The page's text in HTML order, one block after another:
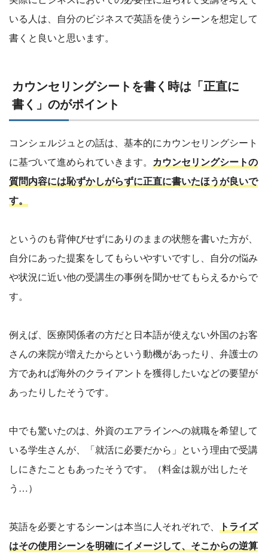
いる人は、自分のビジネスで英語を使うシーンを想定して
書くと良いと思います。
カウンセリングシートを書く時は「正直に
書く」のがポイント
コンシェルジュとの話は、基本的にカウンセリングシート
に基づいて進められていきます。 カウンセリングシートの
質問内容には恥ずかしがらずに正直に書いたほうが良いで
す。
というのも背伸びせずにありのままの状態を書いた方が、
自分にあった提案をしてもらいやすいですし、自分の悩み
や状況に近い他の受講生の事例を聞かせてもらえるからで
す。
例えば、医療関係者の方だと日本語が使えない外国のお客
さんの来院が増えたからという動機があったり、弁護士の
方であれば海外のクライアントを獲得したいなどの要望が
あったりしたそうです。
中でも驚いたのは、外資のエアラインへの就職を希望して
いる学生さんが、「就活に必要だから」という理由で受講
しにきたこともあったそうです。（料金は親が出したそ
う…）
英語を必要とするシーンは本当に人それぞれで、
トライズ
はその使用シーンを明確にイメージして、そこからの逆算